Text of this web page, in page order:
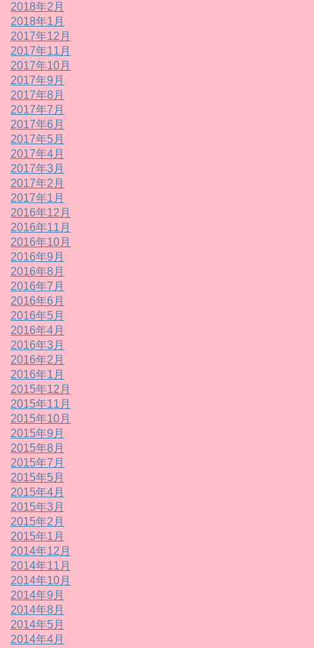
2018年2月
2018年1月
2017年12月
2017年11月
2017年10月
2017年9月
2017年8月
2017年7月
2017年6月
2017年5月
2017年4月
2017年3月
2017年2月
2017年1月
2016年12月
2016年11月
2016年10月
2016年9月
2016年8月
2016年7月
2016年6月
2016年5月
2016年4月
2016年3月
2016年2月
2016年1月
2015年12月
2015年11月
2015年10月
2015年9月
2015年8月
2015年7月
2015年5月
2015年4月
2015年3月
2015年2月
2015年1月
2014年12月
2014年11月
2014年10月
2014年9月
2014年8月
2014年5月
2014年4月